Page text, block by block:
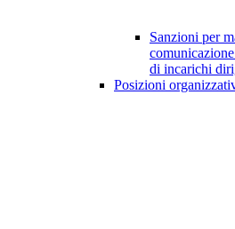
Sanzioni per
di incarichi
Posizioni